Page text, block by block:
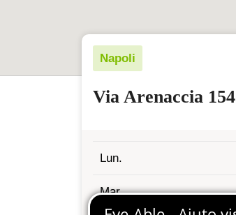
Napoli
Via Arenaccia 154
Lun.
Mar.